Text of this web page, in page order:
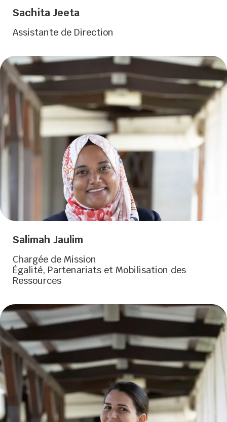
Sachita Jeeta
Assistante de Direction
Salimah Jaulim
Chargée de Mission
Égalité, Partenariats et Mobilisation des
Ressources